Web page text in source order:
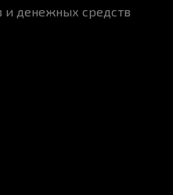
и денежных средств